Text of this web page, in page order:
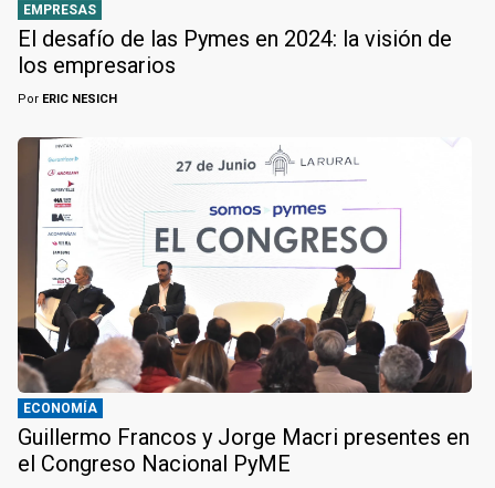
EMPRESAS
El desafío de las Pymes en 2024: la visión de
los empresarios
Por ERIC NESICH
ECONOMÍA
Guillermo Francos y Jorge Macri presentes en
el Congreso Nacional PyME